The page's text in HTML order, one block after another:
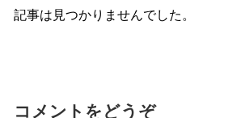
記事は見つかりませんでした。
コメントをどうぞ